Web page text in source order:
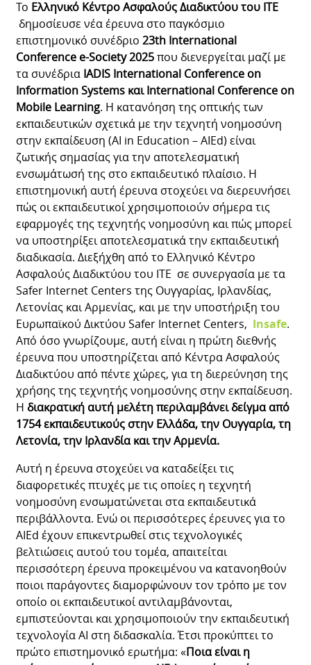
Το Ελληνικό Κέντρο Ασφαλούς Διαδικτύου του ΙΤΕ
δημοσίευσε νέα έρευνα στο παγκόσμιο
επιστημονικό συνέδριο23th International
Conference e-Society 2025που διενεργείται μαζί με
τα συνέδρια IADIS International Conference on
Information Systems και International Conference on
Mobile Learning. Η κατανόηση της οπτικής των
εκπαιδευτικών σχετικά με την τεχνητή νοημοσύνη
στην εκπαίδευση (AI in Education – ΑΙEd) είναι
ζωτικής σημασίας για την αποτελεσματική
ενσωμάτωσή της στο εκπαιδευτικό πλαίσιο. Η
επιστημονική αυτή έρευνα στοχεύει να διερευνήσει
πώς οι εκπαιδευτικοί χρησιμοποιούν σήμερα τις
εφαρμογές της τεχνητής νοημοσύνη και πώς μπορεί
να υποστηρίξει αποτελεσματικά την εκπαιδευτική
διαδικασία. Διεξήχθη από το Ελληνικό Κέντρο
Ασφαλούς Διαδικτύου του ΙΤΕ σε συνεργασία με τα
Safer Internet Centers της Ουγγαρίας, Ιρλανδίας,
Λετονίας και Αρμενίας, και με την υποστήριξη του
Ευρωπαϊκού Δικτύου Safer Internet Centers, Insafe.
Από όσο γνωρίζουμε, αυτή είναι η πρώτη διεθνής
έρευνα που υποστηρίζεται από Κέντρα Ασφαλούς
Διαδικτύου από πέντε χώρες, για τη διερεύνηση της
χρήσης της τεχνητής νοημοσύνης στην εκπαίδευση.
Η διακρατική αυτή μελέτηπεριλαμβάνει δείγμα από
1754 εκπαιδευτικούς στην Ελλάδα, την Ουγγαρία, τη
Λετονία, την Ιρλανδία και την Αρμενία.
Αυτή η έρευνα στοχεύει να καταδείξει τις
διαφορετικές πτυχές με τις οποίες η τεχνητή
νοημοσύνη ενσωματώνεται στα εκπαιδευτικά
περιβάλλοντα. Ενώ οι περισσότερες έρευνες για το
AIEd έχουν επικεντρωθεί στις τεχνολογικές
βελτιώσεις αυτού του τομέα, απαιτείται
περισσότερη έρευνα προκειμένου να κατανοηθούν
ποιοι παράγοντες διαμορφώνουν τον τρόπο με τον
οποίο οι εκπαιδευτικοί αντιλαμβάνονται,
εμπιστεύονται και χρησιμοποιούν την εκπαιδευτική
τεχνολογία ΑΙ στη διδασκαλία. Έτσι προκύπτει το
πρώτο επιστημονικό ερωτήμα: «Ποια είναι η